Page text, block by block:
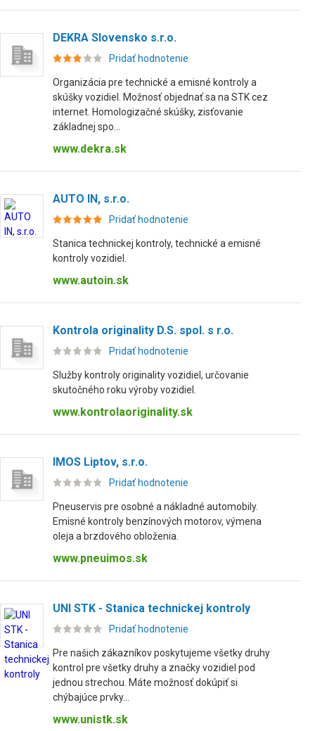
DEKRA Slovensko s.r.o.
Pridať hodnotenie
Organizácia pre technické a emisné kontroly a
skúšky vozidiel. Možnosť objednať sa na STK cez
internet. Homologizačné skúšky, zisťovanie
základnej spo...
www.dekra.sk
AUTO IN, s.r.o.
Pridať hodnotenie
Stanica technickej kontroly, technické a emisné
kontroly vozidiel.
www.autoin.sk
Kontrola originality D.S. spol. s r.o.
Pridať hodnotenie
Služby kontroly originality vozidiel, určovanie
skutočného roku výroby vozidiel.
www.kontrolaoriginality.sk
IMOS Liptov, s.r.o.
Pridať hodnotenie
Pneuservis pre osobné a nákladné automobily.
Emisné kontroly benzínových motorov, výmena
oleja a brzdového obloženia.
www.pneuimos.sk
UNI STK - Stanica technickej kontroly
Pridať hodnotenie
Pre našich zákazníkov poskytujeme všetky druhy
kontrol pre všetky druhy a značky vozidiel pod
jednou strechou. Máte možnosť dokúpiť si
chýbajúce prvky...
www.unistk.sk